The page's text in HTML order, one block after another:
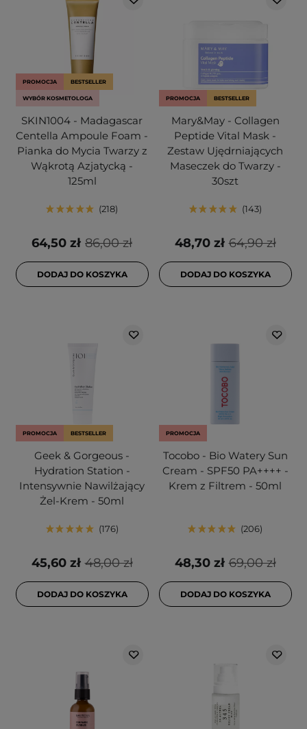
PROMOCJA BESTSELLER
WYBÓR KOSMETOLOGA
SKIN1004 - Madagascar
Centella Ampoule Foam -
Pianka do Mycia Twarzy z
Wąkrotą Azjatycką -
125ml
218
86,00 zł
64,50 zł
DODAJ DO KOSZYKA
PROMOCJA BESTSELLER
Mary&May - Collagen
Peptide Vital Mask -
Zestaw Ujędrniających
Maseczek do Twarzy -
30szt
143
64,90 zł
48,70 zł
DODAJ DO KOSZYKA
PROMOCJA BESTSELLER
Geek & Gorgeous -
Hydration Station -
Intensywnie Nawilżający
Żel-Krem - 50ml
176
48,00 zł
45,60 zł
DODAJ DO KOSZYKA
PROMOCJA
Tocobo - Bio Watery Sun
Cream - SPF50 PA++++ -
Krem z Filtrem - 50ml
206
69,00 zł
48,30 zł
DODAJ DO KOSZYKA